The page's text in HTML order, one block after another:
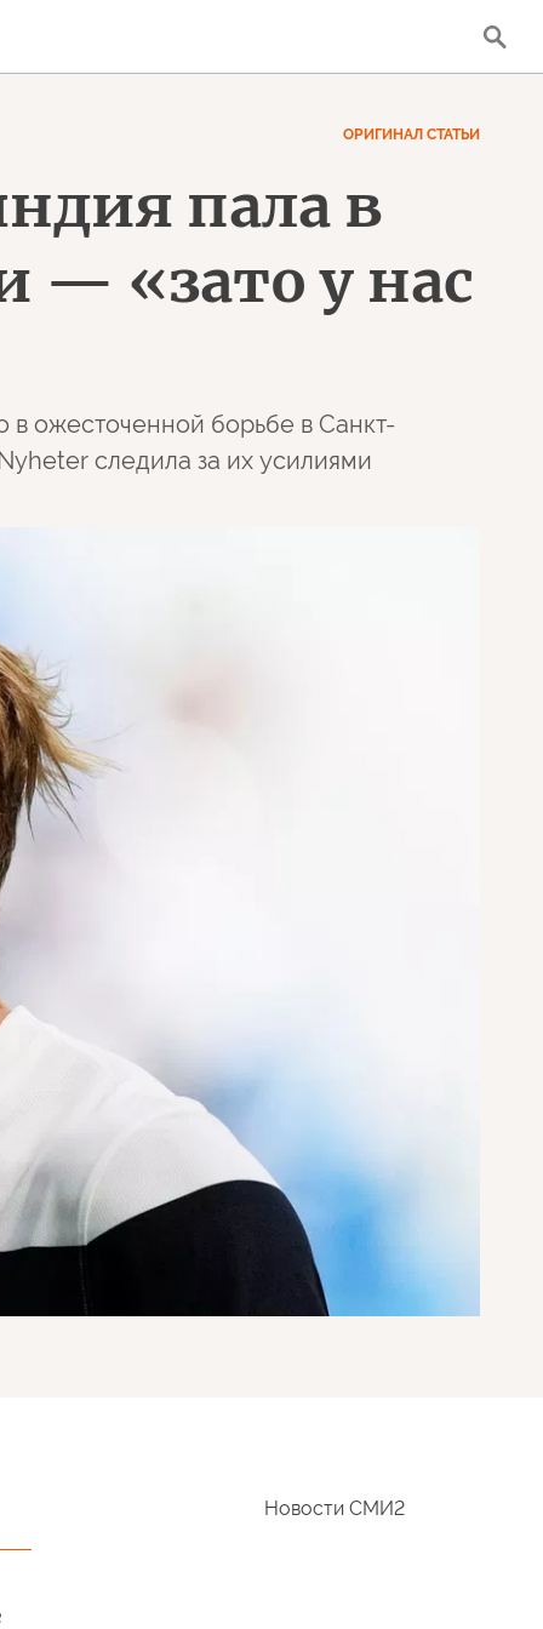
ОРИГИНАЛ СТАТЬИ
пала в
— «зато у нас
в ожесточенной борьбе в Санкт-
следила за их усилиями
Новости СМИ2